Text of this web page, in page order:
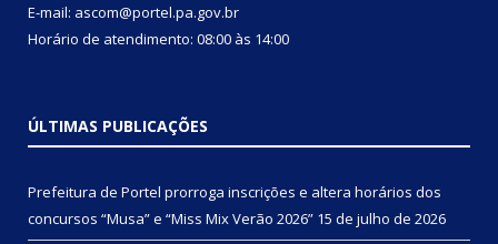
E-mail: ascom@portel.pa.gov.br
Horário de atendimento: 08:00 às 14:00
ÚLTIMAS PUBLICAÇÕES
Prefeitura de Portel prorroga inscrições e altera horários dos
concursos “Musa” e “Miss Mix Verão 2026” 15 de julho de 2026